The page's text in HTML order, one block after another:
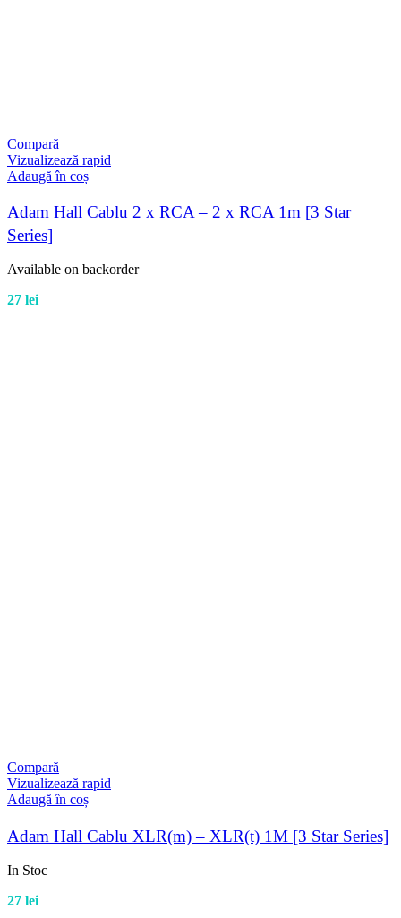
Compară
Vizualizează rapid
Adaugă în coș
Adam Hall Cablu 2 x RCA – 2 x RCA 1m [3 Star
Series]
Available on backorder
27 lei
Compară
Vizualizează rapid
Adaugă în coș
Adam Hall Cablu XLR(m) – XLR(t) 1M [3 Star Series]
In Stoc
27 lei